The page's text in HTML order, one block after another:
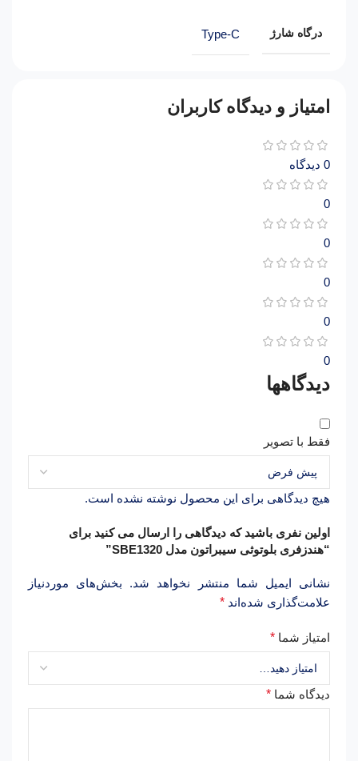
درگاه شارژ Type-C
امتیاز و دیدگاه کاربران
0 دیدگاه
0
0
0
0
0
دیدگاهها
فقط با تصویر
هیچ دیدگاهی برای این محصول نوشته نشده است.
اولین نفری باشید که دیدگاهی را ارسال می کنید برای
“هندزفری بلوتوثی سیبراتون مدل SBE1320”
نشانی ایمیل شما منتشر نخواهد شد.
بخش‌های موردنیاز
علامت‌گذاری شده‌اند *
امتیاز شما *
دیدگاه شما *